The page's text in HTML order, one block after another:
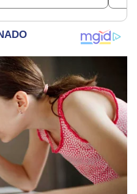
dónde ver partido por el